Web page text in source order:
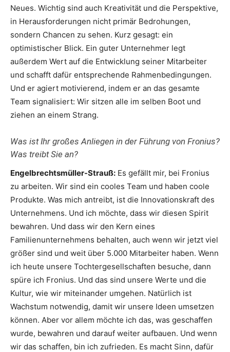
Neues. Wichtig sind auch Kreativität und die Perspektive,
in Herausforderungen nicht primär Bedrohungen,
sondern Chancen zu sehen. Kurz gesagt: ein
optimistischer Blick. Ein guter Unternehmer legt
außerdem Wert auf die Entwicklung seiner Mitarbeiter
und schafft dafür entsprechende Rahmenbedingungen.
Und er agiert motivierend, indem er an das gesamte
Team signalisiert: Wir sitzen alle im selben Boot und
ziehen an einem Strang.
Was ist Ihr großes Anliegen in der Führung von Fronius?
Was treibt Sie an?
Engelbrechtsmüller-Strauß: Es gefällt mir, bei Fronius
zu arbeiten. Wir sind ein cooles Team und haben coole
Produkte. Was mich antreibt, ist die Innovationskraft des
Unternehmens. Und ich möchte, dass wir diesen Spirit
bewahren. Und dass wir den Kern eines
Familienunternehmens behalten, auch wenn wir jetzt viel
größer sind und weit über 5.000 Mitarbeiter haben. Wenn
ich heute unsere Tochtergesellschaften besuche, dann
spüre ich Fronius. Und das sind unsere Werte und die
Kultur, wie wir miteinander umgehen. Natürlich ist
Wachstum notwendig, damit wir unsere Ideen umsetzen
können. Aber vor allem möchte ich das, was geschaffen
wurde, bewahren und darauf weiter aufbauen. Und wenn
wir das schaffen, bin ich zufrieden. Es macht Sinn, dafür